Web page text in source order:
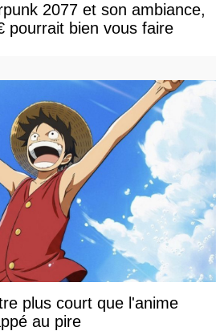
2077 et son ambiance,
pourrait bien vous faire
plus court que l'anime
au pire